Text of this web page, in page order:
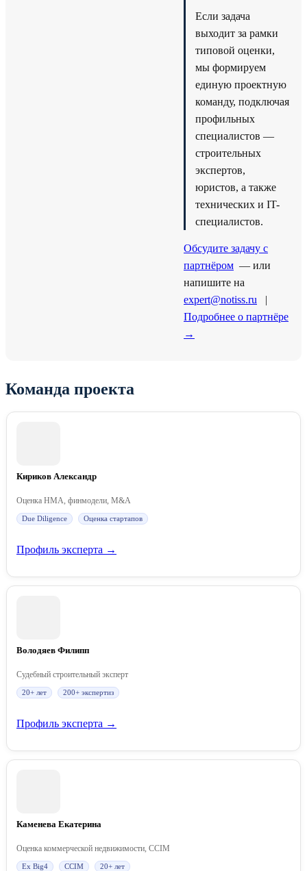
Если задача
выходит за рамки
типовой оценки,
мы формируем
единую проектную
команду, подключая
профильных
специалистов —
строительных
экспертов,
юристов, а также
технических и IT-
специалистов.
Обсудите задачу с
партнёром — или
напишите на
expert@notiss.ru |
Подробнее о партнёре
→
Команда проекта
Кириков Александр
Оценка НМА, финмодели, M&A
Due Diligence Оценка стартапов
Профиль эксперта →
Володяев Филипп
Судебный строительный эксперт
20+ лет 200+ экспертиз
Профиль эксперта →
Каменева Екатерина
Оценка коммерческой недвижимости, CCIM
Ex Big4 CCIM 20+ лет